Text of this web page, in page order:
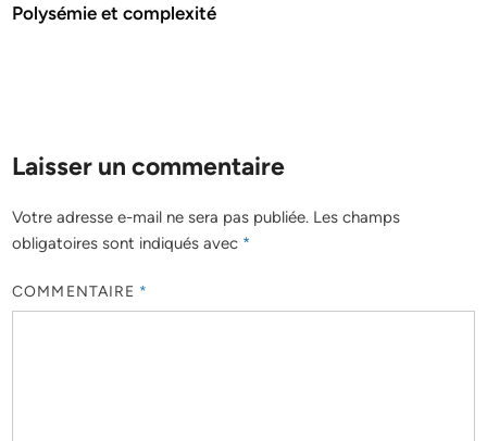
Polysémie et complexité
Laisser un commentaire
Votre adresse e-mail ne sera pas publiée. Les champs
obligatoires sont indiqués avec *
COMMENTAIRE *